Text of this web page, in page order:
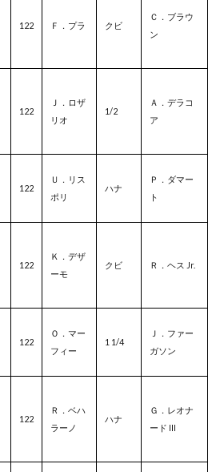
122 Ｆ．プラ クビ
Ｃ．ブラウ
ン
122
Ｊ．ロザ
リオ
1/2
Ａ．デラコ
ア
122
Ｕ．リス
ポリ
ハナ
Ｐ．ダマー
ト
122
Ｋ．デザ
ーモ
クビ Ｒ．ヘス Jr.
122
Ｏ．マー
フィー
1 1/4
Ｊ．ファー
ガソン
122
Ｒ．ベハ
ラーノ
ハナ
Ｇ．レオナ
ード III